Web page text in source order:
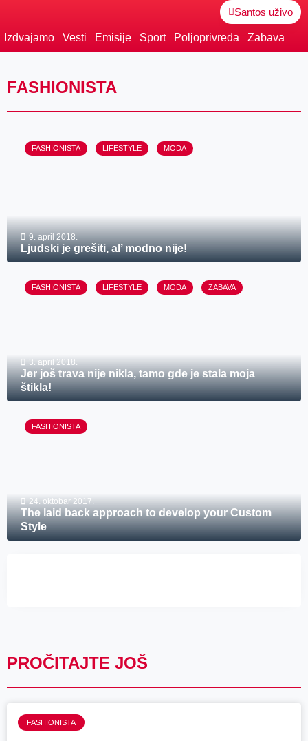
Santos uživo
Izdvajamo Vesti Emisije Sport Poljoprivreda Zabava
FASHIONISTA
FASHIONISTA LIFESTYLE MODA
9. april 2018.
Ljudski je grešiti, al’ modno nije!
FASHIONISTA LIFESTYLE MODA ZABAVA
3. april 2018.
Jer još trava nije nikla, tamo gde je stala moja
štikla!
FASHIONISTA
24. oktobar 2017.
The laid back approach to develop your Custom
Style
PROČITAJTE JOŠ
FASHIONISTA